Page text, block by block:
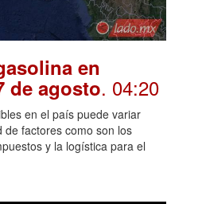
en
de agosto. 04:20
en el país puede variar
de factores como son los
y la logística para el